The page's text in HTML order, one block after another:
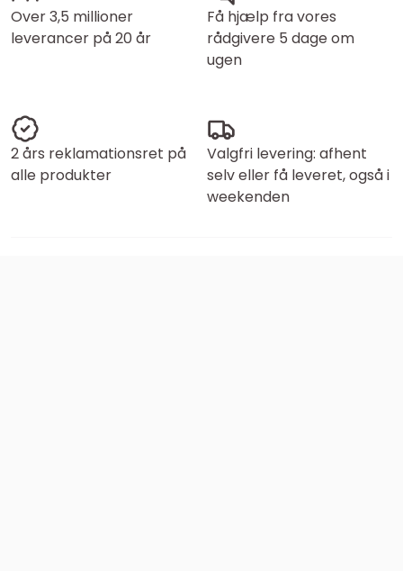
Over 3,5 millioner
leverancer på 20 år
Få hjælp fra vores
rådgivere 5 dage om
ugen
2 års reklamationsret på
alle produkter
Valgfri levering: afhent
selv eller få leveret, også i
weekenden